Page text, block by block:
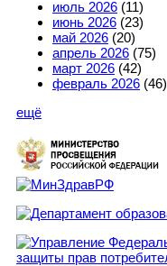
июль 2026 (11)
июнь 2026 (23)
май 2026 (20)
апрель 2026 (75)
март 2026 (42)
февраль 2026 (46)
ещё